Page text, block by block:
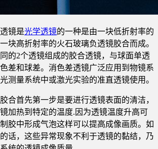
镜是光学透镜的一种是由一块低折射率的
块高折射率的火石玻璃负透镜胶合而成。
的2个透镜组成的胶合透镜，与球面单透
差和球差。消色差透镜广泛应用到物镜系
测量系统中或激光实验的准直透镜使用。
合首先第一步是要进行透镜表面的清洁，
加热到特定的温度.因为透镜温度升高可
胶中形成气泡这样可以提高成像画质。如
话，这些异常现象不利于透镜的黏结，乃